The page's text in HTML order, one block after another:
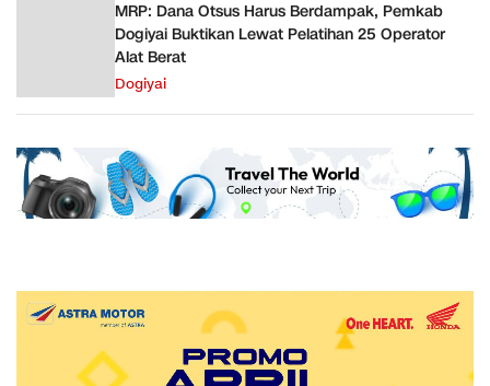
MRP: Dana Otsus Harus Berdampak, Pemkab
Dogiyai Buktikan Lewat Pelatihan 25 Operator
Alat Berat
Dogiyai